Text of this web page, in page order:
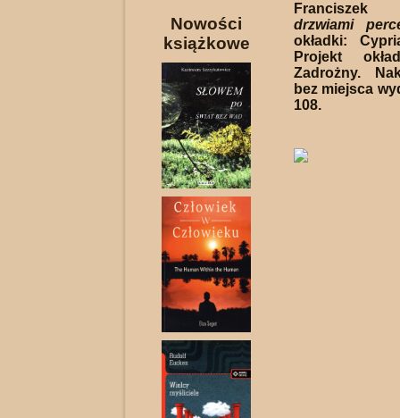
Nowości
książkowe
drzwiami
okładki:
Projekt
Zadrożny.
bez miejsca
108.